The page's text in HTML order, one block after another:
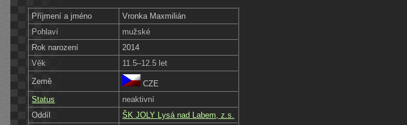
Příjmení a jméno
Vronka Maxmilián
Pohlaví
mužské
Rok narození
2014
Věk
11.5–12.5 let
Země
CZE
Status
neaktivní
Oddíl
ŠK JOLY Lysá nad Labem, z.s.